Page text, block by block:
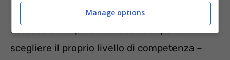
personalizzata. Gli utenti che hanno avuto
accesso anticipato riferiscono di poter
scegliere il proprio livello di competenza –
Manage options